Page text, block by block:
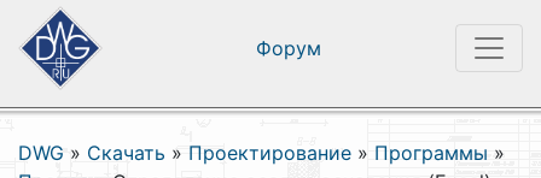
Форум
DWG » Скачать » Проектирование » Программы »